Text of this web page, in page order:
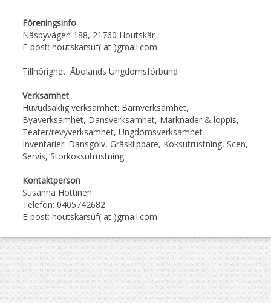
Föreningsinfo
Näsbyvägen 188, 21760 Houtskär
E-post: houtskarsuf( at )gmail.com
Tillhörighet: Åbolands Ungdomsförbund
Verksamhet
Huvudsaklig verksamhet: Barnverksamhet,
Byaverksamhet, Dansverksamhet, Marknader & loppis,
Teater/revyverksamhet, Ungdomsverksamhet
Inventarier: Dansgolv, Gräsklippare, Köksutrustning, Scen,
Servis, Storköksutrustning
Kontaktperson
Susanna Hottinen
Telefon: 0405742682
E-post: houtskarsuf( at )gmail.com